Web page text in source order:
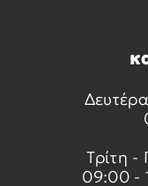
Τρίτη
09:00 -